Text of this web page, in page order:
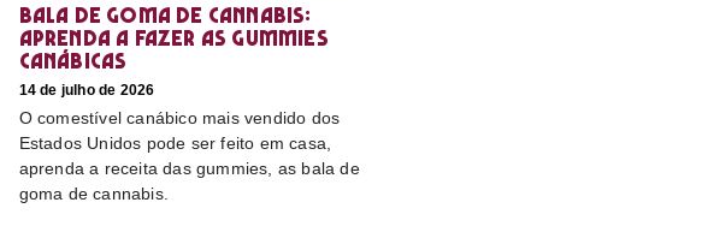
Bala de goma de cannabis:
aprenda a fazer as gummies
canábicas
14 de julho de 2026
O comestível canábico mais vendido dos
Estados Unidos pode ser feito em casa,
aprenda a receita das gummies, as bala de
goma de cannabis.